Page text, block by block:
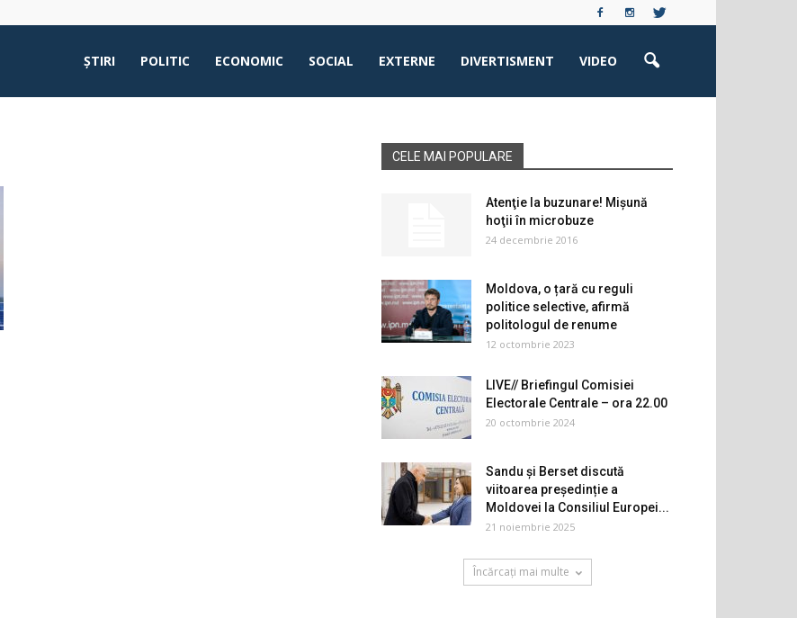
ŞTIRI POLITIC ECONOMIC SOCIAL EXTERNE DIVERTISMENT VIDEO
CELE MAI POPULARE
Atenţie la buzunare! Mişună
hoţii în microbuze
24 decembrie 2016
Moldova, o țară cu reguli
politice selective, afirmă
politologul de renume
12 octombrie 2023
LIVE// Briefingul Comisiei
Electorale Centrale – ora 22.00
20 octombrie 2024
Sandu și Berset discută
viitoarea președinție a
Moldovei la Consiliul Europei...
21 noiembrie 2025
Încărcați mai multe